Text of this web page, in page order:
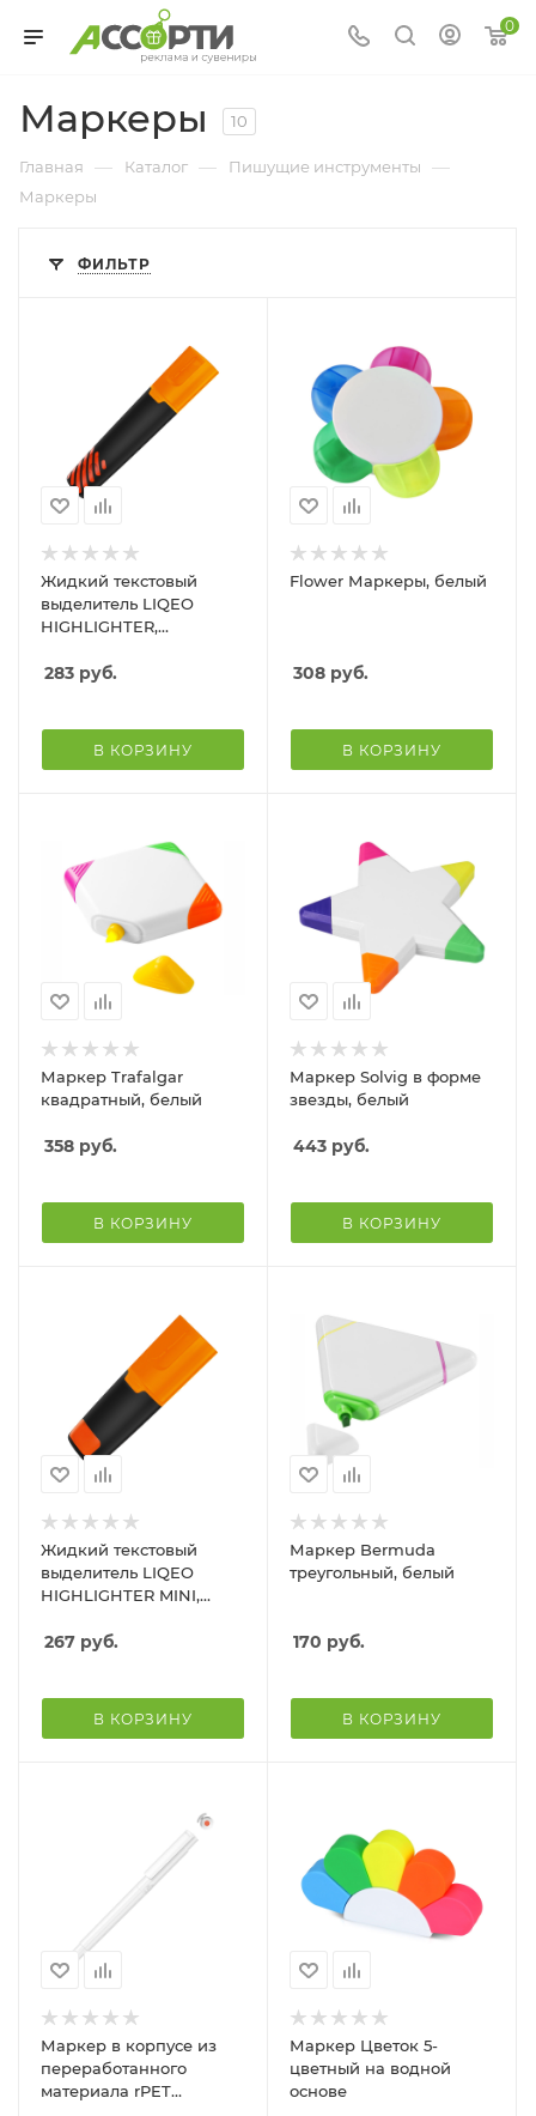
0
Маркеры 10
Главная — Каталог — Пишущие инструменты —
Маркеры
ФИЛЬТР
Жидкий текстовый
выделитель LIQEO
HIGHLIGHTER,
283 руб.
В КОРЗИНУ
Flower Маркеры, белый
308 руб.
В КОРЗИНУ
Маркер Trafalgar
квадратный, белый
358 руб.
В КОРЗИНУ
Маркер Solvig в форме
звезды, белый
443 руб.
В КОРЗИНУ
Жидкий текстовый
выделитель LIQEO
HIGHLIGHTER MINI,
267 руб.
В КОРЗИНУ
Маркер Bermuda
треугольный, белый
170 руб.
В КОРЗИНУ
Маркер в корпусе из
переработанного
материала rPET
Маркер Цветок 5-
цветный на водной
основе